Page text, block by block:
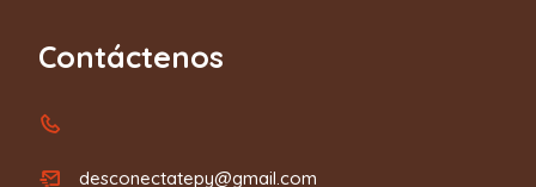
Contáctenos
desconectatepy@gmail.com